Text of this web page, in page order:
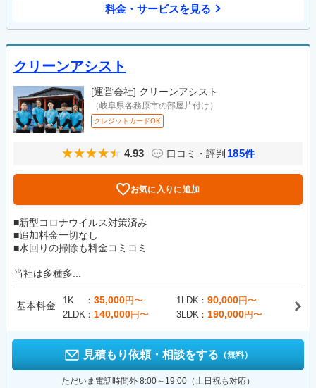
料金・サービスを見る
クリーンアシスト
[運営会社] クリーンアシスト
（岐阜県各務原市の部屋片付け）
クレジットカードOK
4.93 口コミ・評判 185件
お気に入りに追加
■新型コロナウイルス対策済み
■追加料金一切なし
■水回りの掃除も料金コミコミ
当社は多種多...
基本料金 1K 35,000円〜 1LDK 90,000円〜
2LDK
140,000円〜 3LDK 190,000円〜
見積もり依頼・相談をする （無料）
ただいま電話時間外 8:00～19:00（土日祝も対応）